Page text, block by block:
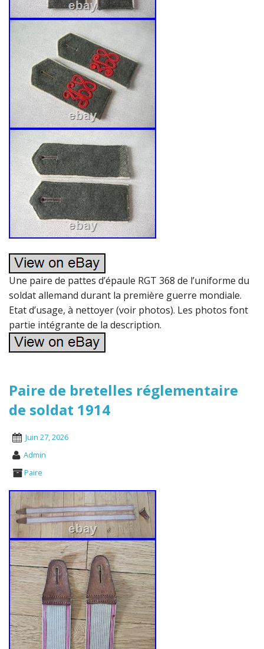
Une paire de pattes d’épaule RGT 368 de l’uniforme du
soldat allemand durant la première guerre mondiale.
Etat d’usage, à nettoyer (voir photos). Les photos font
partie intégrante de la description.
Paire de bretelles réglementaire
de soldat 1914
Juin 27, 2026
Admin
Paire